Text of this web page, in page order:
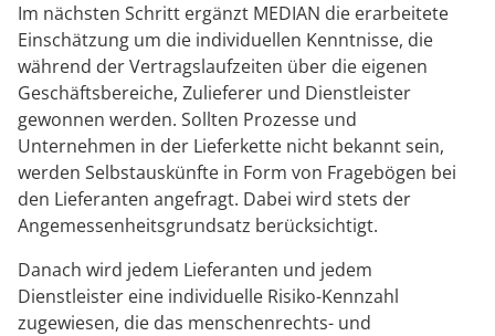
Im nächsten Schritt ergänzt MEDIAN die erarbeitete
Einschätzung um die individuellen Kenntnisse, die
während der Vertragslaufzeiten über die eigenen
Geschäftsbereiche, Zulieferer und Dienstleister
gewonnen werden. Sollten Prozesse und
Unternehmen in der Lieferkette nicht bekannt sein,
werden Selbstauskünfte in Form von Fragebögen bei
den Lieferanten angefragt. Dabei wird stets der
Angemessenheitsgrundsatz berücksichtigt.
Danach wird jedem Lieferanten und jedem
Dienstleister eine individuelle Risiko-Kennzahl
zugewiesen, die das menschenrechts- und